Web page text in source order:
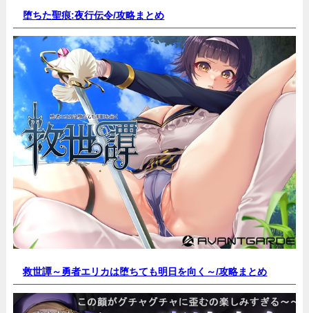
堕ちた聖痕:夜行伝令/攻略まとめ
救世譚～勇者エリカは堕ちても明日を向く～/攻略まとめ